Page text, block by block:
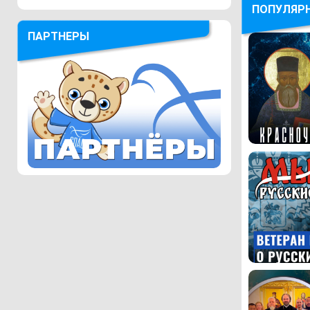
ПАРТНЕРЫ